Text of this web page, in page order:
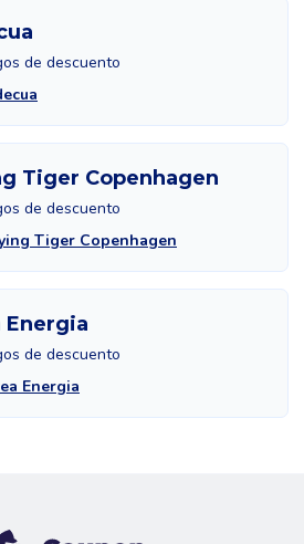
de descuento
Tiger Copenhagen
de descuento
Tiger Copenhagen
Energia
de descuento
Energia